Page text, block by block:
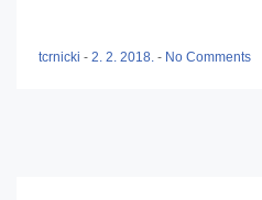
tcrnicki - 2. 2. 2018. - No Comments